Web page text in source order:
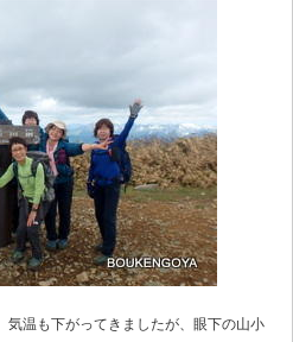
気温も下がってきましたが、眼下の山小